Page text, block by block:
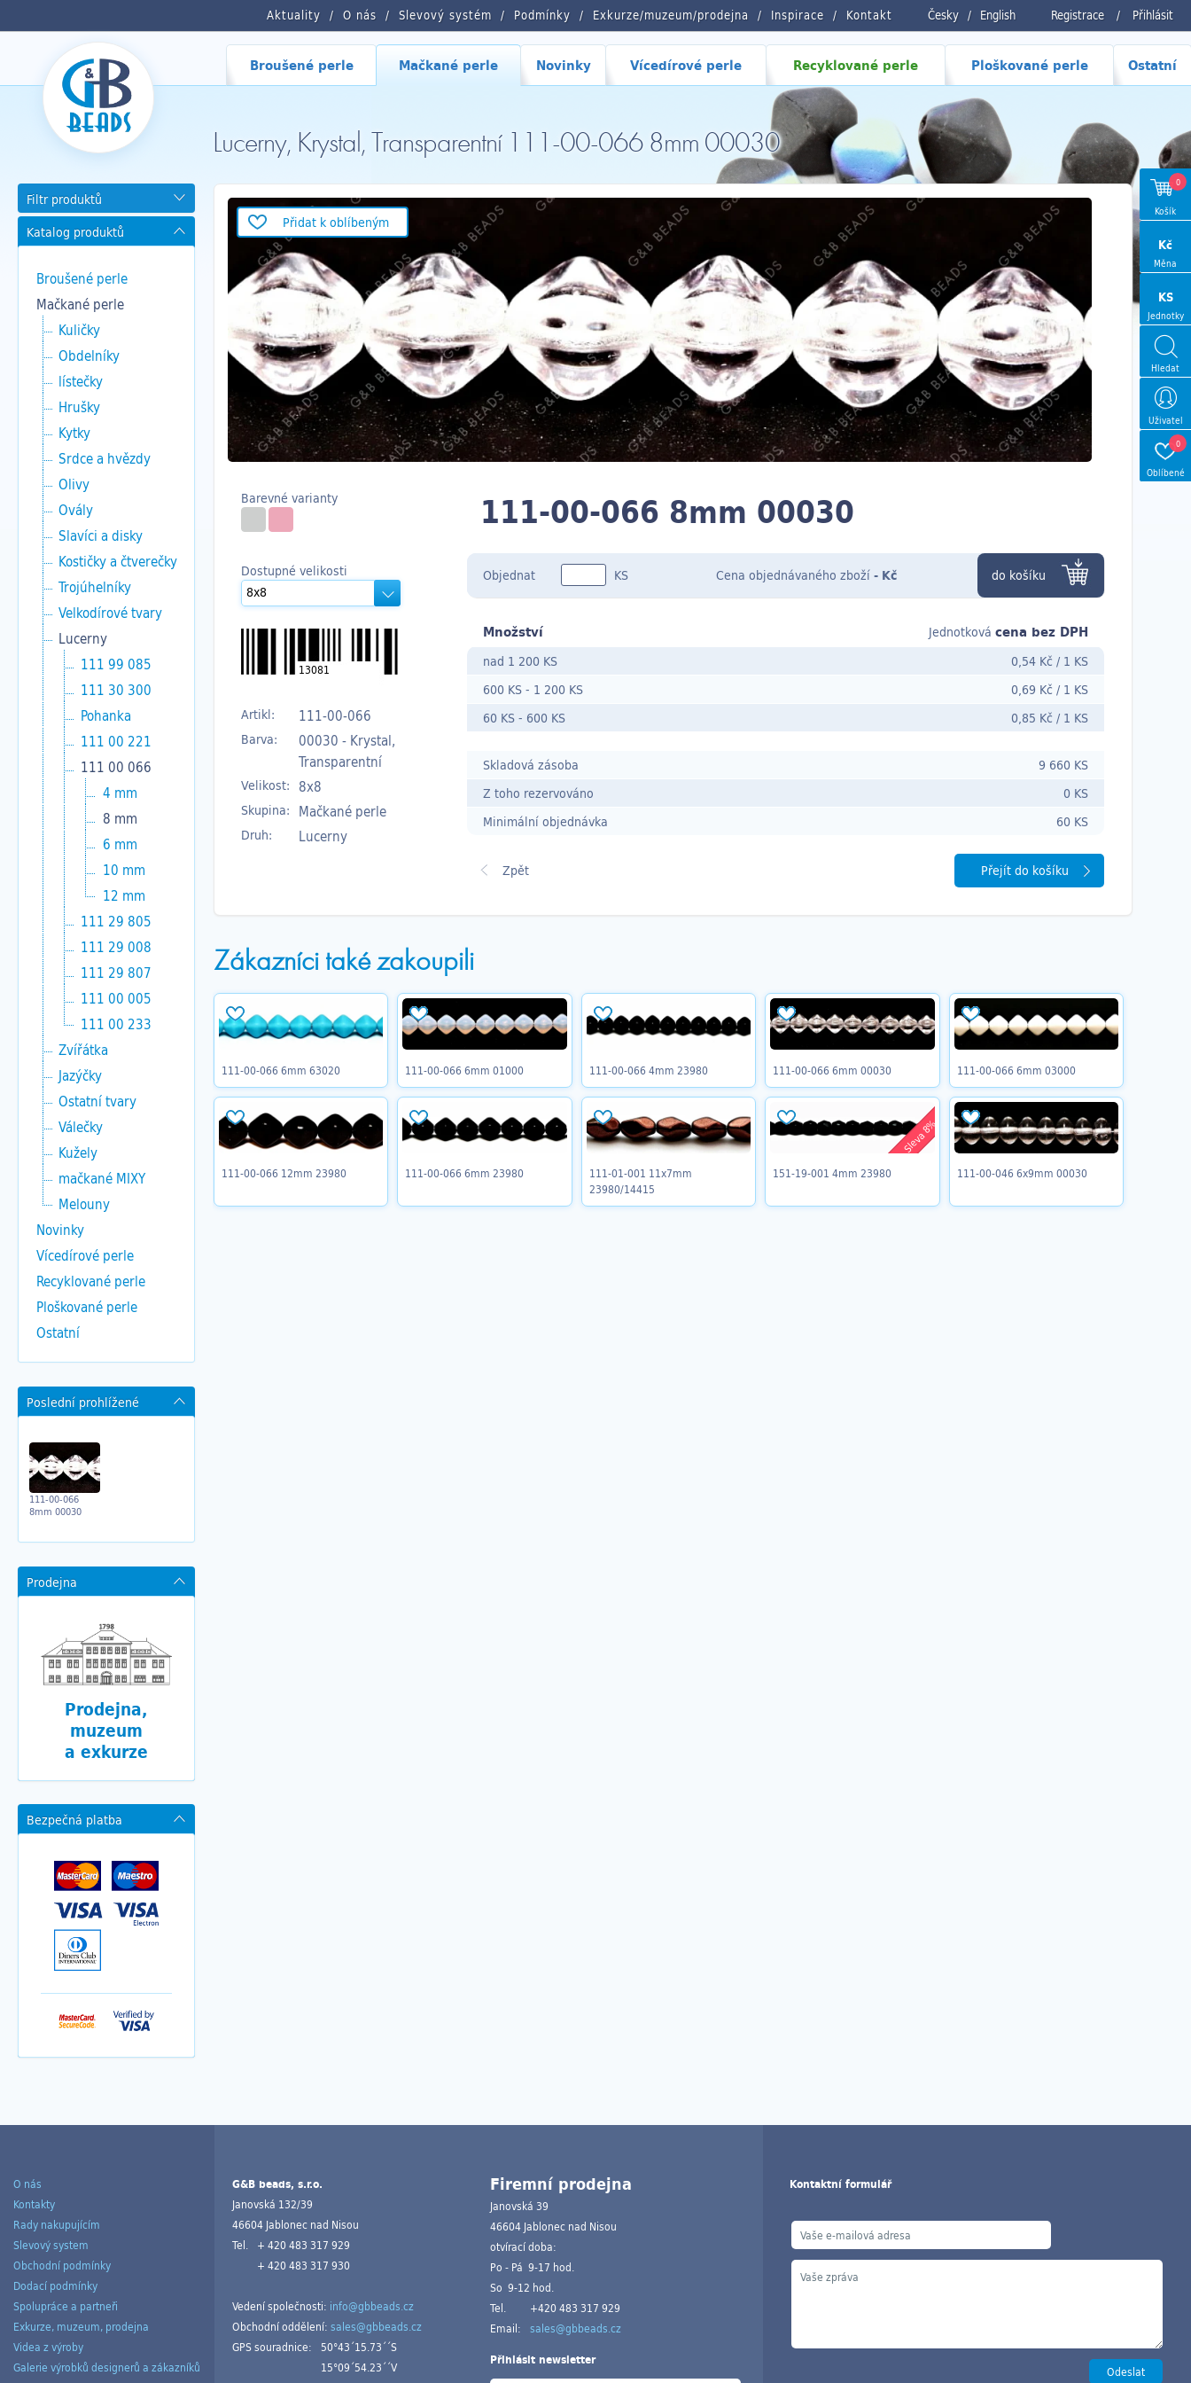
Registrace / Přihlásit
Česky / English
Aktuality O nás Slevový systém Podmínky Exkurze/muzeum/prodejna Inspirace Kontakt
Broušené perle Mačkané perle Novinky Vícedírové perle Recyklované perle Ploškované perle Ostatní
Lucerny, Krystal, Transparentní 111-00-066 8mm 00030
Filtr produktů
Katalog produktů
Broušené perle
Mačkané perle
Kuličky
Obdelníky
lístečky
Hrušky
Kytky
Srdce a hvězdy
Olivy
Ovály
Slavíci a disky
Kostičky a čtverečky
Trojúhelníky
Velkodírové tvary
Lucerny
111 99 085
111 30 300
Pohanka
111 00 221
111 00 066
4 mm
8 mm
6 mm
10 mm
12 mm
111 29 805
111 29 008
111 29 807
111 00 005
111 00 233
Zvířátka
Jazýčky
Ostatní tvary
Válečky
Kužely
mačkané MIXY
Melouny
Novinky
Vícedírové perle
Recyklované perle
Ploškované perle
Ostatní
Poslední prohlížené
111-00-066
8mm 00030
Prodejna
Prodejna,
muzeum
a exkurze
Bezpečná platba
Přidat k oblíbeným
Barevné varianty
Dostupné velikosti
13081
Artikl: 111-00-066
Barva:
00030 - Krystal,
Transparentní
Velikost: 8x8
Skupina: Mačkané perle
Druh: Lucerny
111-00-066 8mm 00030
Objednat KS Cena objednávaného zboží- Kč do košíku
Množství Jednotková cena bez DPH
nad 1 200 KS 0,54 Kč / 1 KS
600 KS- 1 200 KS 0,69 Kč / 1 KS
60 KS- 600 KS 0,85 Kč / 1 KS
Skladová zásoba
9 660 KS
Z toho rezervováno
0 KS
Minimální objednávka
60 KS
Přejít do košíku
Zákazníci také zakoupili
111-00-066 6mm 63020 111-00-066 6mm 01000 111-00-066 4mm 23980 111-00-066 6mm 00030 111-00-066 6mm 03000
111-00-066 12mm 23980 111-00-066 6mm 23980
111-01-001 11x7mm
23980/14415
Sleva 8%
151-19-001 4mm 23980 111-00-046 6x9mm 00030
0
Košík
Kč
Měna
KS
Jednotky
Hledat
Uživatel
0
Oblíbené
O nás
Kontakty
Rady nakupujícím
Slevový system
Obchodní podmínky
Dodací podmínky
Spolupráce a partneři
Exkurze, muzeum, prodejna
Videa z výroby
Galerie výrobků designerů a zákazníků
G&B beads, s.r.o.
Janovská 132/39
46604 Jablonec nad Nisou
Tel.
+ 420 483 317 929
+ 420 483 317 930
Vedení společnosti: info@gbbeads.cz
Obchodní oddělení: sales@gbbeads.cz
GPS souradnice:
50°43´15.73´´S
15°09´54.23´´V
Firemní prodejna
Janovská 39
46604 Jablonec nad Nisou
otvírací doba:
Po - Pá 9-17 hod.
So 9-12 hod.
Tel.
+420 483 317 929
Email:
sales@gbbeads.cz
Přihlásit newsletter
Kontaktní formulář